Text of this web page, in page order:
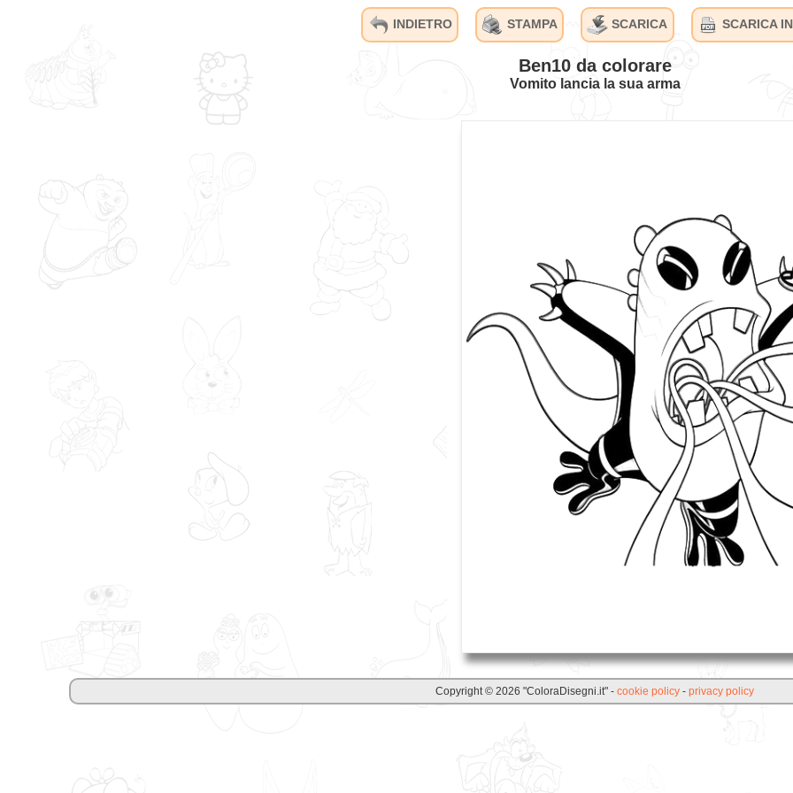
INDIETRO STAMPA SCARICA SCARICA
Ben10 da colorare
Vomito lancia la sua arma
Copyright © 2026 "ColoraDisegni.it" - cookie policy - privacy policy